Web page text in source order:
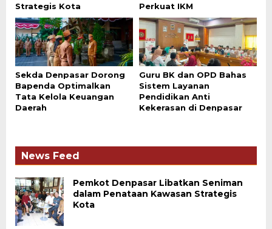
Strategis Kota Perkuat IKM
Sekda Denpasar Dorong
Bapenda Optimalkan
Tata Kelola Keuangan
Daerah
Guru BK dan OPD Bahas
Sistem Layanan
Pendidikan Anti
Kekerasan di Denpasar
News Feed
Pemkot Denpasar Libatkan Seniman
dalam Penataan Kawasan Strategis
Kota